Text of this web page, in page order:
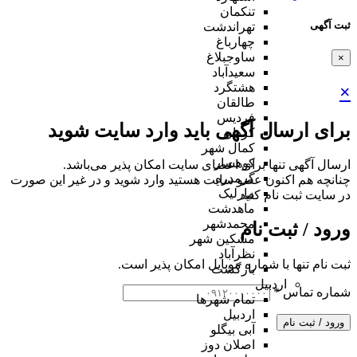
ثبت آگهی
×
×
برای ارسال آگهی باید وارد سایت شوید
ارسال آگهی تنها برای اعضای سایت امکان پذیر می‌باشد.
چنانچه هم‌ اکنون عضو سایت هستید وارد شوید و در غیر این صورت
در سایت ثبت نام کنید
ورود / ثبت نام
ثبت نام تنها با شماره موبایل امکان پذیر است.
شماره تماس*
ورود / ثبت نام
تنکمان
تهراندشت
چهارباغ
ساوجبلاغ
سعیدآباد
هشتگرد
طالقان
فردیس
کردان
کمال شهر
کوهسار
گرمدره
مارلیک
ماهدشت
محمدشهر
مشکین شهر
نظرآباد
بازگشت
اردبیل
تمام شهر‌ها
اردبیل
آبی بیگلو
اصلان دوز